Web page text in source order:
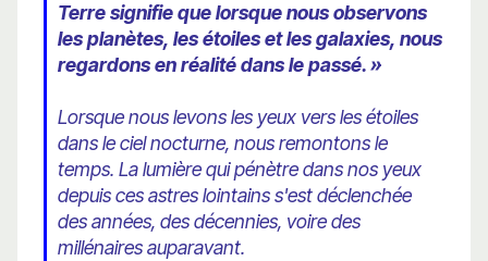
Terre signifie que lorsque nous observons
les planètes, les étoiles et les galaxies, nous
regardons en réalité dans le passé. »
Lorsque nous levons les yeux vers les étoiles
dans le ciel nocturne, nous remontons le
temps. La lumière qui pénètre dans nos yeux
depuis ces astres lointains s'est déclenchée
des années, des décennies, voire des
millénaires auparavant.